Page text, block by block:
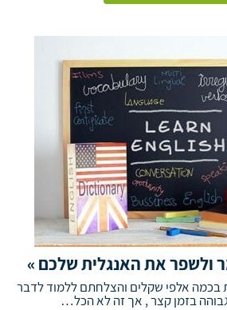
ולשפר את האנגלית שלכם »
בכמה אלפי שקלים והצלחתם ללמוד לדבר
בזמן קצר , אך זה לא הכל…